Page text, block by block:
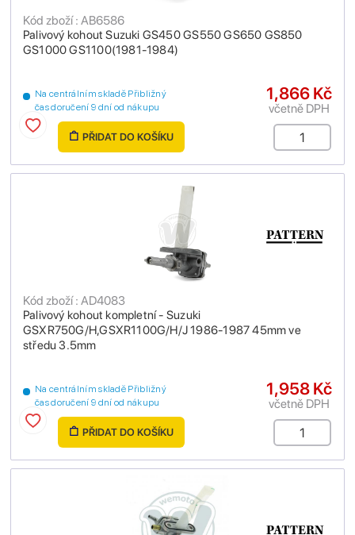
Palivový kohout Suzuki GS450 GS550 GS650 GS850
GS1000 GS1100(1981-1984)
Kód zboží : AB6586
Na centrálním skladě Přibližný
čas doručení 9 dní od nákupu
1,866 Kč
včetně DPH
PŘIDAT DO KOŠÍKU
Palivový kohout kompletní - Suzuki
GSXR750G/H,GSXR1100G/H/J 1986-1987 45mm ve
středu 3.5mm
Kód zboží : AD4083
Na centrálním skladě Přibližný
čas doručení 9 dní od nákupu
1,958 Kč
včetně DPH
PŘIDAT DO KOŠÍKU